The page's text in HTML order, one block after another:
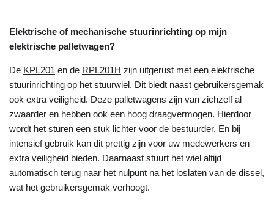
Elektrische of mechanische stuurinrichting op mijn
elektrische palletwagen?
De KPL201 en de RPL201H zijn uitgerust met een elektrische
stuurinrichting op het stuurwiel. Dit biedt naast gebruikersgemak
ook extra veiligheid. Deze palletwagens zijn van zichzelf al
zwaarder en hebben ook een hoog draagvermogen. Hierdoor
wordt het sturen een stuk lichter voor de bestuurder. En bij
intensief gebruik kan dit prettig zijn voor uw medewerkers en
extra veiligheid bieden. Daarnaast stuurt het wiel altijd
automatisch terug naar het nulpunt na het loslaten van de dissel,
wat het gebruikersgemak verhoogt.